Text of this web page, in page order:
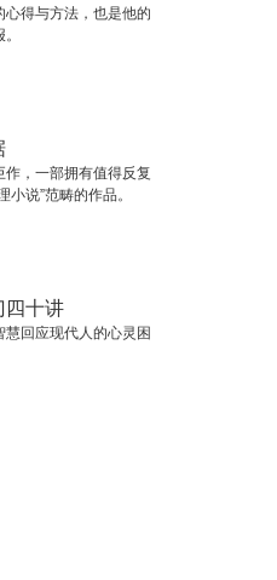
得与方法，也是他的
，一部拥有值得反复
小说”范畴的作品。
四十讲
慧回应现代人的心灵困